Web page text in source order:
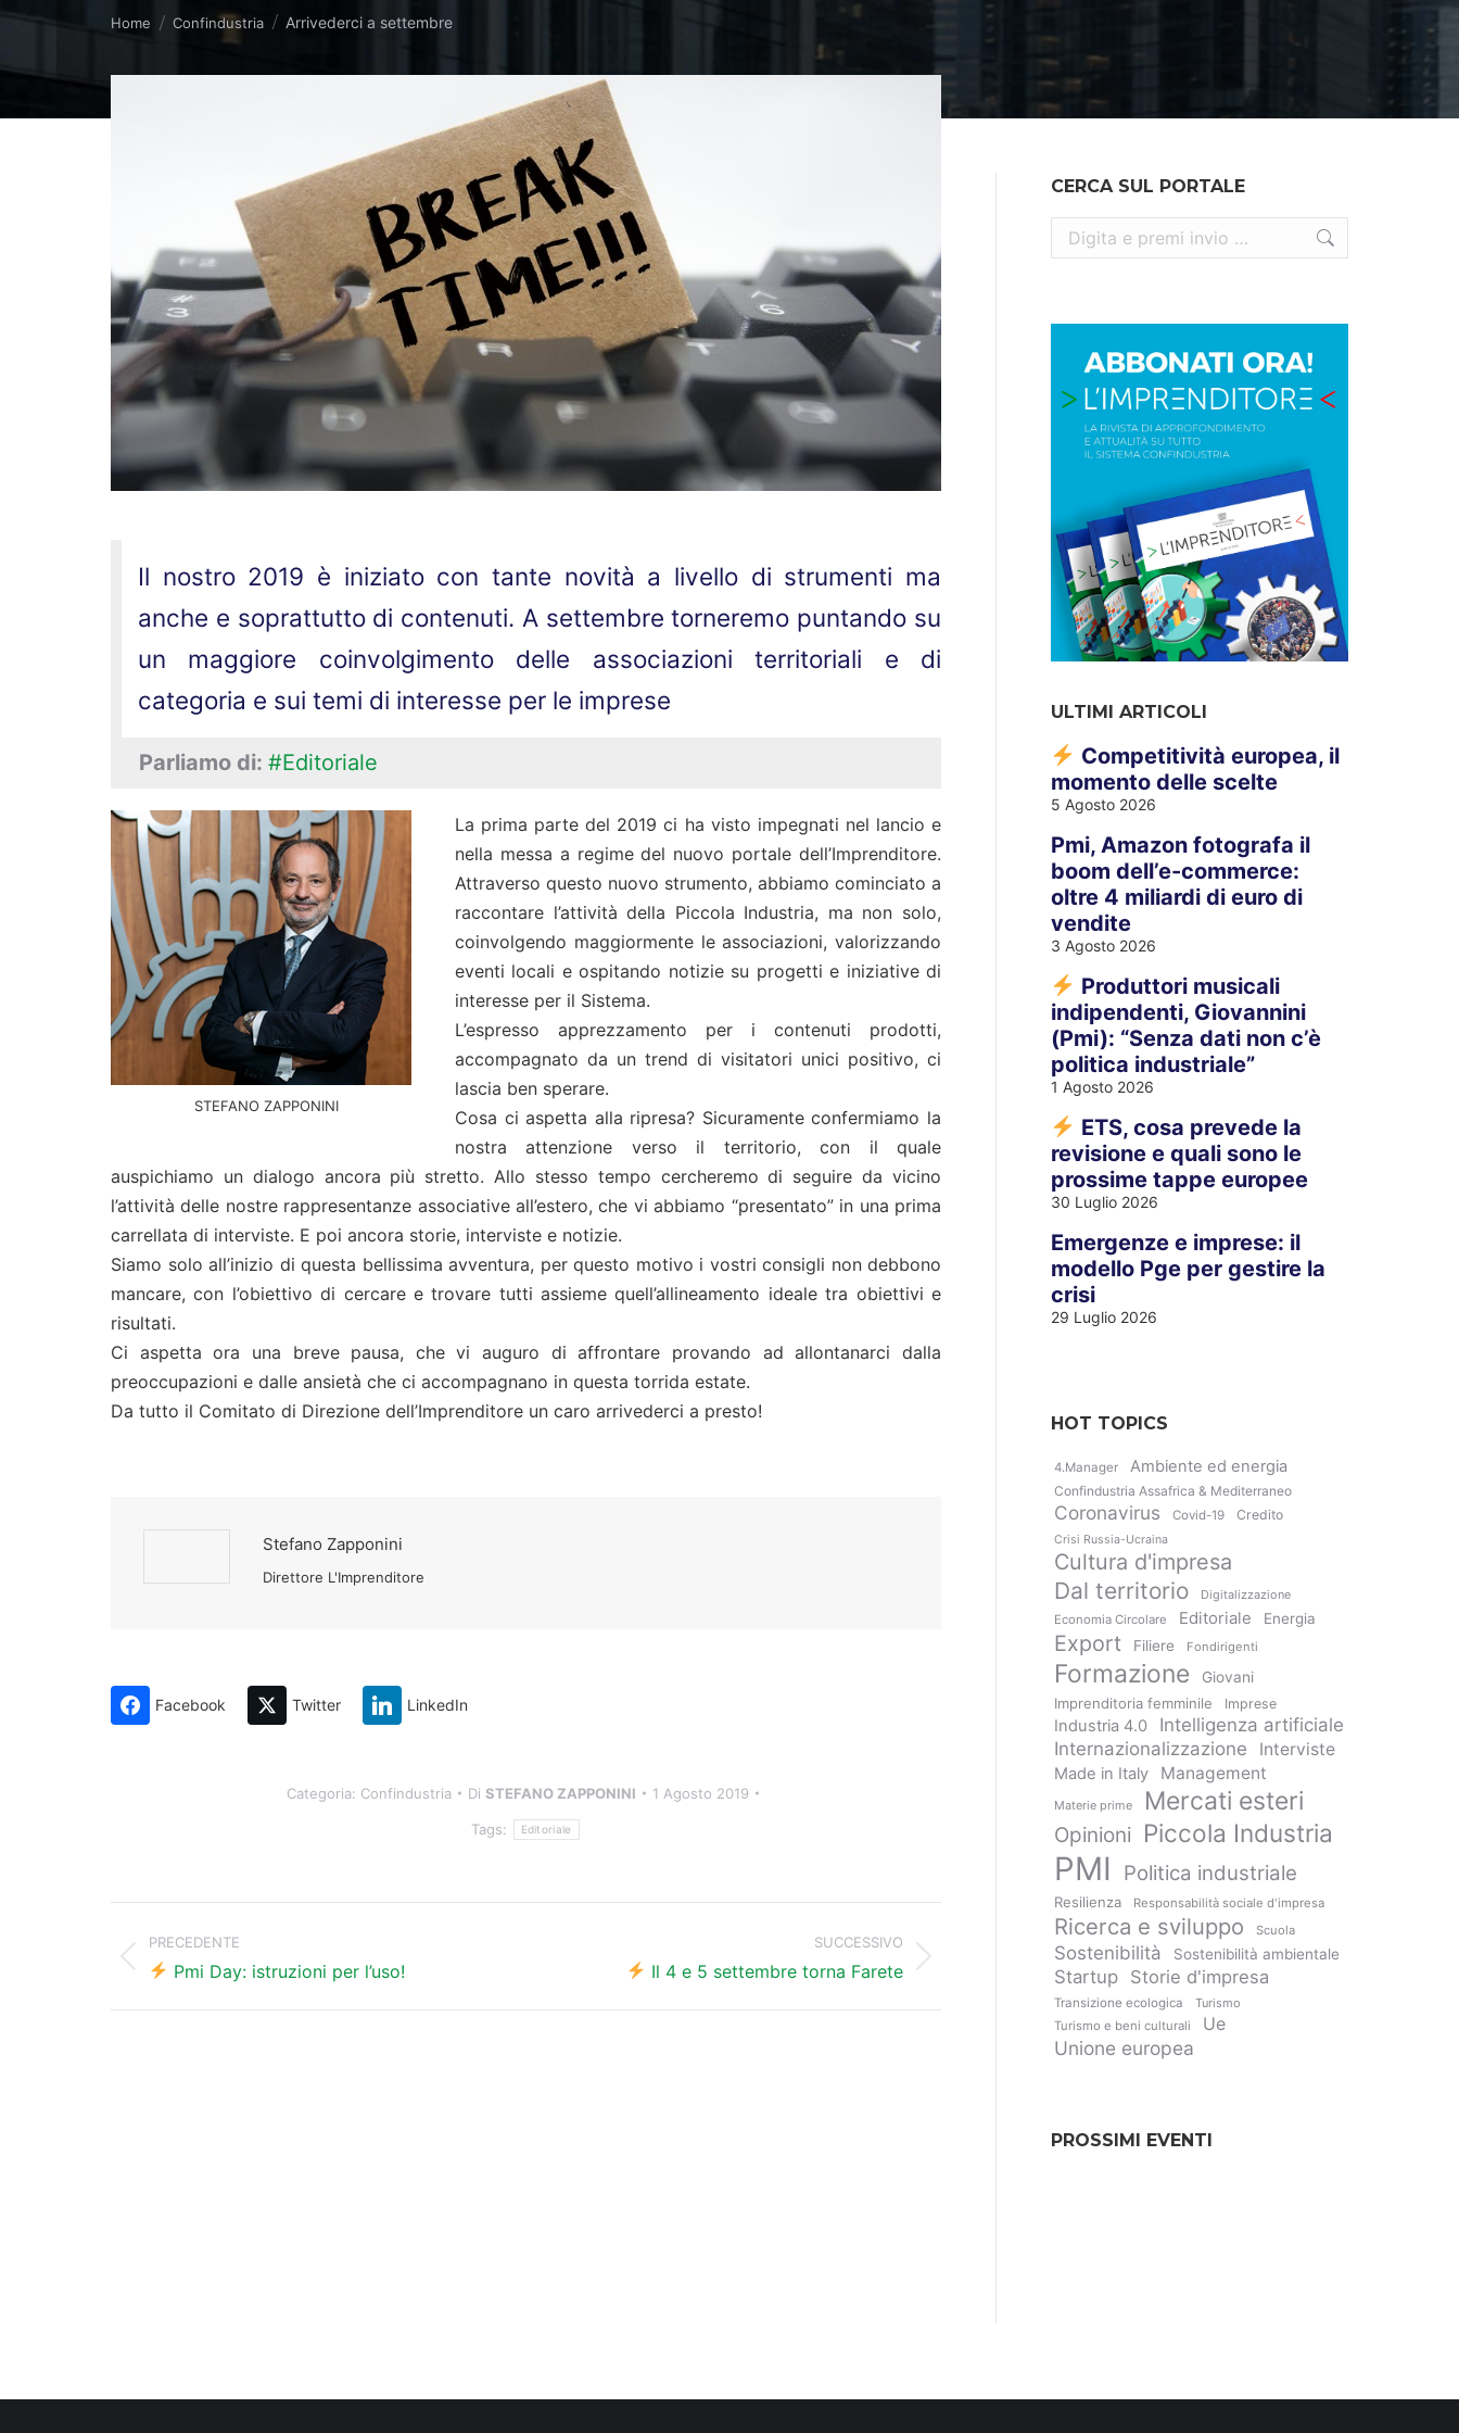
Tu sei qui:
Home Confindustria Arrivederci a settembre
Il nostro 2019 è iniziato con tante novità a livello di strumenti ma
anche e soprattutto di contenuti. A settembre torneremo puntando su
un maggiore coinvolgimento delle associazioni territoriali e di
categoria e sui temi di interesse per le imprese
Parliamo di: #Editoriale
STEFANO ZAPPONINI
La prima parte del 2019 ci ha visto impegnati nel lancio e
nella messa a regime del nuovo portale dell’Imprenditore.
Attraverso questo nuovo strumento, abbiamo cominciato a
raccontare l’attività della Piccola Industria, ma non solo,
coinvolgendo maggiormente le associazioni, valorizzando
eventi locali e ospitando notizie su progetti e iniziative di
interesse per il Sistema.
L’espresso apprezzamento per i contenuti prodotti,
accompagnato da un trend di visitatori unici positivo, ci
lascia ben sperare.
Cosa ci aspetta alla ripresa? Sicuramente confermiamo la
nostra attenzione verso il territorio, con il quale
auspichiamo un dialogo ancora più stretto. Allo stesso tempo cercheremo di seguire da vicino
l’attività delle nostre rappresentanze associative all’estero, che vi abbiamo “presentato” in una prima
carrellata di interviste. E poi ancora storie, interviste e notizie.
Siamo solo all’inizio di questa bellissima avventura, per questo motivo i vostri consigli non debbono
mancare, con l’obiettivo di cercare e trovare tutti assieme quell’allineamento ideale tra obiettivi e
risultati.
Ci aspetta ora una breve pausa, che vi auguro di affrontare provando ad allontanarci dalla
preoccupazioni e dalle ansietà che ci accompagnano in questa torrida estate.
Da tutto il Comitato di Direzione dell’Imprenditore un caro arrivederci a presto!
Stefano Zapponini
Direttore L'Imprenditore
Facebook Twitter LinkedIn
Categoria: Confindustria Di STEFANO ZAPPONINI 1 Agosto 2019
Tags: Editoriale
tra
post
PRECEDENTE
Post
precedente:
Pmi Day: istruzioni per l’uso!
SUCCESSIVO
Prossimo
Il 4 e 5 settembre torna Farete
CERCA SUL PORTALE
Cerca:
ULTIMI ARTICOLI
Competitività europea, il
momento delle scelte
5 Agosto 2026
Pmi, Amazon fotografa il
boom dell’e-commerce:
oltre 4 miliardi di euro di
vendite
3 Agosto 2026
Produttori musicali
indipendenti, Giovannini
(Pmi): “Senza dati non c’è
politica industriale”
1 Agosto 2026
ETS, cosa prevede la
revisione e quali sono le
prossime tappe europee
30 Luglio 2026
Emergenze e imprese: il
modello Pge per gestire la
crisi
29 Luglio 2026
HOT TOPICS
4.Manager Ambiente ed energia
Confindustria Assafrica & Mediterraneo
Coronavirus Covid-19 Credito
Crisi Russia-Ucraina
Cultura d'impresa
Dal territorio
Digitalizzazione
Economia Circolare
Editoriale Energia
Export Filiere Fondirigenti
Formazione
Giovani
Imprenditoria femminile
Imprese
Industria 4.0
Intelligenza artificiale
Internazionalizzazione
Interviste
Made in Italy Management
Materie prime Mercati esteri
Opinioni Piccola Industria
PMI Politica industriale
Resilienza Responsabilità sociale d'impresa
Ricerca e sviluppo Scuola
Sostenibilità Sostenibilità ambientale
Startup Storie d'impresa
Transizione ecologica
Turismo
Turismo e beni culturali
Ue
Unione europea
PROSSIMI EVENTI